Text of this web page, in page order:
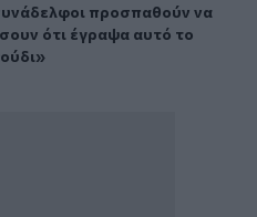
προσπαθούν να
ότι έγραψα αυτό το